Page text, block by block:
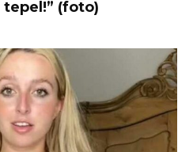
(foto)